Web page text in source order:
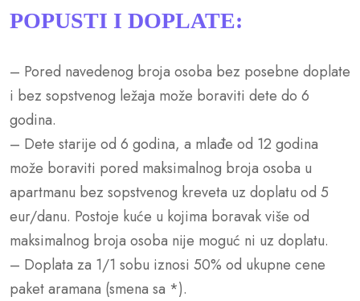
POPUSTI I DOPLATE:
– Pored navedenog broja osoba bez posebne doplate
i bez sopstvenog ležaja može boraviti dete do 6
godina.
– Dete starije od 6 godina, a mlađe od 12 godina
može boraviti pored maksimalnog broja osoba u
apartmanu bez sopstvenog kreveta uz doplatu od 5
eur/danu. Postoje kuće u kojima boravak više od
maksimalnog broja osoba nije moguć ni uz doplatu.
– Doplata za 1/1 sobu iznosi 50% od ukupne cene
paket aramana (smena sa *).